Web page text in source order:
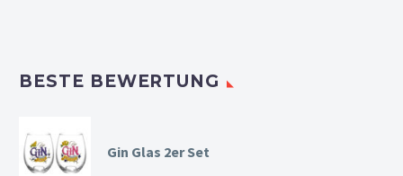
BESTE BEWERTUNG
Gin Glas 2er Set